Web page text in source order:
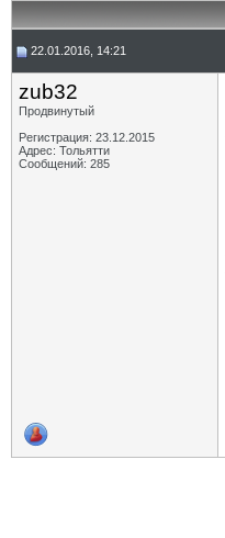
22.01.2016, 14:21
zub32
Продвинутый
Регистрация: 23.12.2015
Адрес: Тольятти
Сообщений: 285